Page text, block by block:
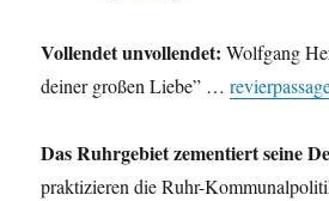
Vollendet unvollendet: Wolfgang
deiner großen Liebe” …
Das Ruhrgebiet zementiert seine
praktizieren die Ruhr-